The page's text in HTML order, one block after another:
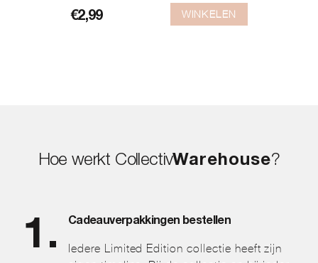
€2,99 WINKELEN
Hoe werkt CollectivWarehouse?
Cadeauverpakkingen bestellen
Iedere Limited Edition collectie heeft zijn